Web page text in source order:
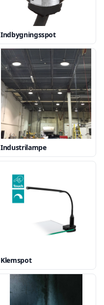
Indbygningsspot
Industrilampe
Klemspot